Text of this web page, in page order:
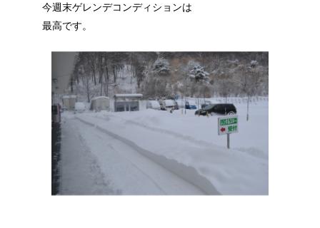
今週末ゲレンデコンディションは
最高です。